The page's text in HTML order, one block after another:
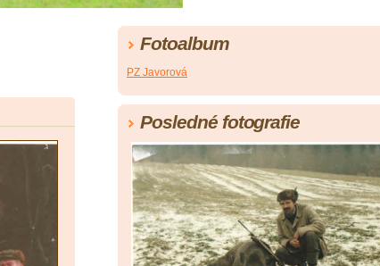
Fotoalbum
PZ Javorová
Posledné fotografie